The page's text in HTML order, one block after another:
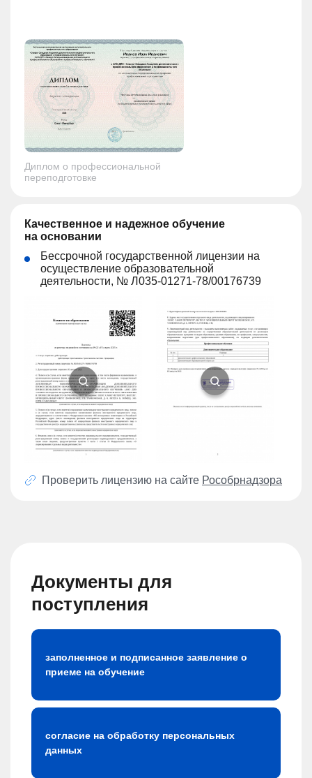
Диплом о профессиональной
переподготовке
Качественное и надежное обучение
на основании
Бессрочной государственной лицензии на
осуществление образовательной
деятельности, № Л035-01271-78/00176739
Проверить лицензию на сайте Рособрнадзора
Документы для
поступления
заполненное и подписанное заявление о
приеме на обучение
согласие на обработку персональных
данных